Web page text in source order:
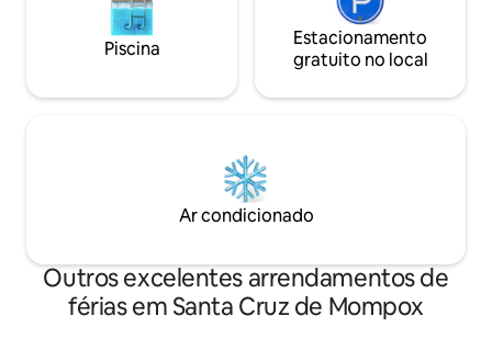
Piscina
Estacionamento
gratuito no local
Ar condicionado
Outros excelentes arrendamentos de
férias em Santa Cruz de Mompox